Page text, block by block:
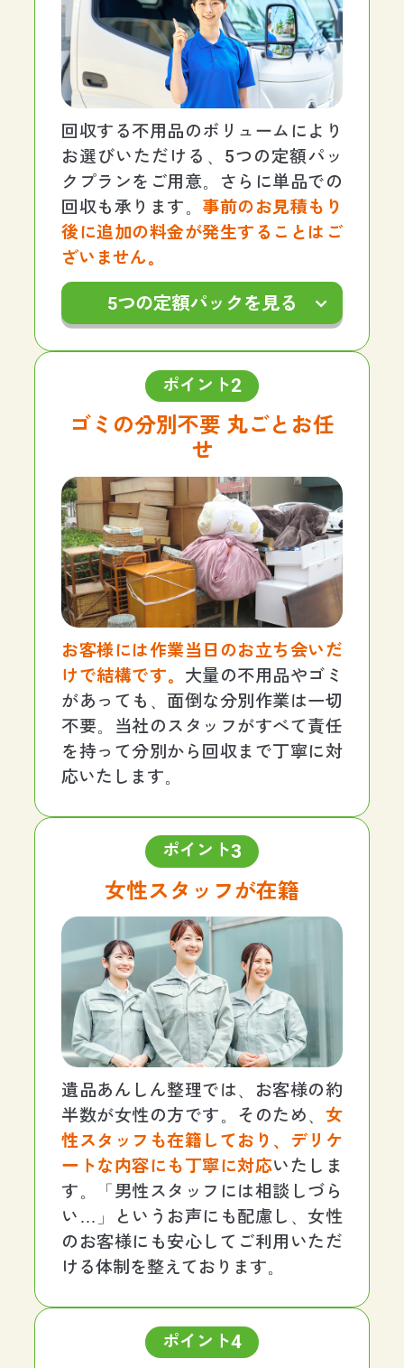
回収する不用品のボリュームにより
お選びいただける、5つの定額パッ
クプランをご用意。さらに単品での
回収も承ります。 事前のお見積もり
後に追加の料金が発生することはご
ざいません。
5つの定額パックを見る
ポイント2
ゴミの分別不要 丸ごとお任
せ
お客様には作業当日のお立ち会いだ
けで結構です。 大量の不用品やゴミ
があっても、面倒な分別作業は一切
不要。当社のスタッフがすべて責任
を持って分別から回収まで丁寧に対
応いたします。
ポイント3
女性スタッフが在籍
遺品あんしん整理では、お客様の約
半数が女性の方です。そのため、 女
性スタッフも在籍しており、デリケ
ートな内容にも丁寧に対応いたしま
す。「男性スタッフには相談しづら
い…」というお声にも配慮し、女性
のお客様にも安心してご利用いただ
ける体制を整えております。
ポイント4